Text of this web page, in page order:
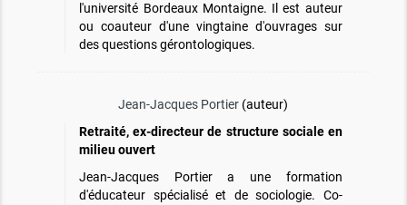
l'université Bordeaux Montaigne. Il est auteur
ou coauteur d'une vingtaine d'ouvrages sur
des questions gérontologiques.
Jean-Jacques Portier (auteur)
Retraité, ex-directeur de structure sociale en
milieu ouvert
Jean-Jacques Portier a une formation
d'éducateur spécialisé et de sociologie. Co-